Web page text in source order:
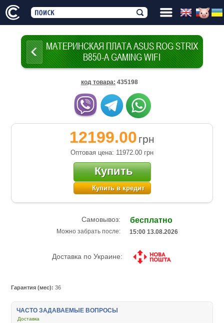
МАТЕРИНСКАЯ ПЛАТА ASUS ROG STRIX
B850-A GAMING WIFI
код товара: 435198
12199.00 грн
Оптовая цена: 11972.00 грн
Купить
Купить в кредит
Самовывоз: бесплатно
Можно забрать после: 15:00 13.08.2026
Доставка по Украине:
Гарантия (мес): 36
ЧАСТО ЗАДАВАЕМЫЕ ВОПРОСЫ
Доставка